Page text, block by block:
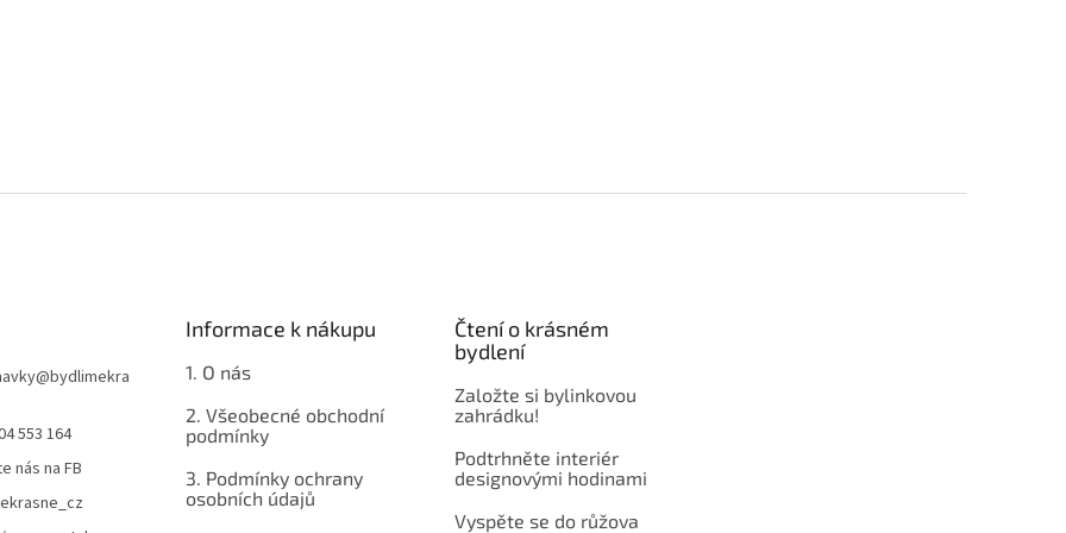
@bydlimekra
553 164
nás na FB
Informace k nákupu
1. O nás
2. Všeobecné obchodní
podmínky
3. Podmínky ochrany
osobních údajů
Čtení o krásném
bydlení
Založte si bylinkovou
zahrádku!
Podtrhněte interiér
designovými hodinami
Vyspěte se do růžova